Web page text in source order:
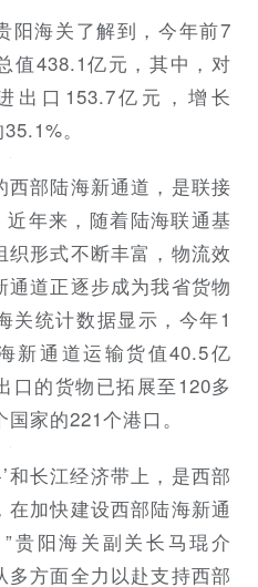
阳海关了解到，今年前7
值438.1亿元，其中，对
出口153.7亿元，增长
。
西部陆海新通道，是联接
近年来，随着陆海联通基
形式不断丰富，物流效
道正逐步成为我省货物
关统计数据显示，今年1
新通道运输货值40.5亿
口的货物已拓展至120多
家的221个港口。
和长江经济带上，是西部
加快建设西部陆海新通
贵阳海关副关长马琨介
方面全力以赴支持西部